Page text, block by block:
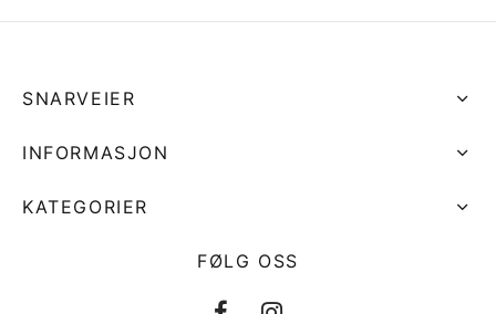
SNARVEIER
INFORMASJON
KATEGORIER
FØLG OSS